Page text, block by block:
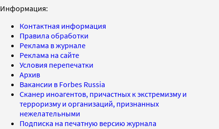
Информация:
Контактная информация
Правила обработки
Реклама в журнале
Реклама на сайте
Условия перепечатки
Архив
Вакансии в Forbes Russia
Сканер иноагентов, причастных к экстремизму и
терроризму и организаций, признанных
нежелательными
Подписка на печатную версию журнала